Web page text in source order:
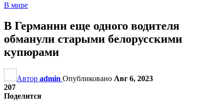
В мире
В Германии еще одного водителя
обманули старыми белорусскими
купюрами
Автор admin Опубликовано Авг 6, 2023
207
Поделится